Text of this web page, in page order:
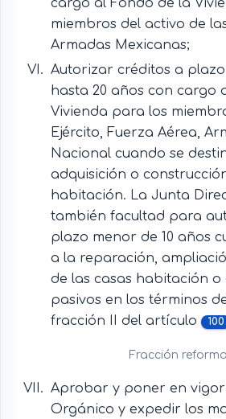
cargo al Fondo de la
miembros del activo de
Armadas Mexicanas;
Autorizar créditos a
hasta 20 años con cargo
Vivienda para los
Ejército, Fuerza Aérea,
Nacional cuando se
adquisición o
habitación. La Junta
también facultad para
plazo menor de 10 años
a la reparación,
de las casas habitación o
pasivos en los términos
fracción II del artículo
100
Fracción
Aprobar y poner en vigor
Orgánico y expedir los